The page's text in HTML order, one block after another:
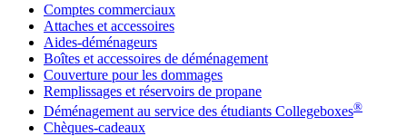
Comptes commerciaux
Attaches et accessoires
Aides-déménageurs
Boîtes et accessoires de déménagement
Couverture pour les dommages
Remplissages et réservoirs de propane
Déménagement au service des étudiants Collegeboxes®
Chèques-cadeaux